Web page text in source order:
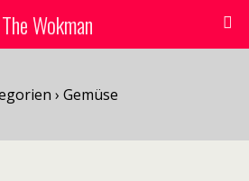
The Wokman
› Gemüse